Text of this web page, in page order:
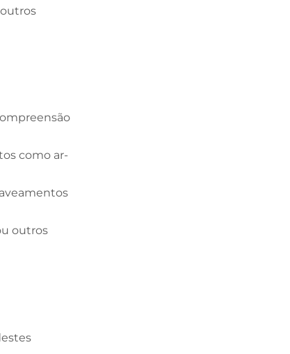
como ar-
outros